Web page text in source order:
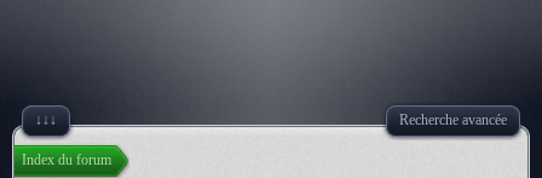
↓↓↓ Recherche avancée
Index du forum